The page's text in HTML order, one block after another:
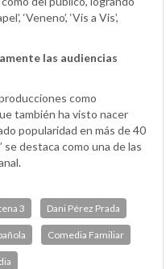
‘Veneno’, ‘Vis a Vis’,
las audiencias
como
también ha visto nacer
popularidad en más de 40
se destaca como una de las
3 Dani Pérez Prada
Comedia Familiar